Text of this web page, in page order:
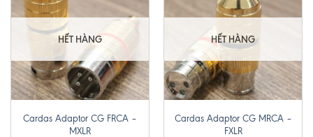
HẾT HÀNG
Cardas Adaptor CG FRCA –
MXLR
HẾT HÀNG
Cardas Adaptor CG MRCA –
FXLR